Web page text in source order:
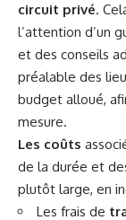
circuit privé.
l’attention d’un
et des conseils
préalable des
budget alloué,
mesure.
Les coûts
de la durée et
plutôt large, en
Les frais de